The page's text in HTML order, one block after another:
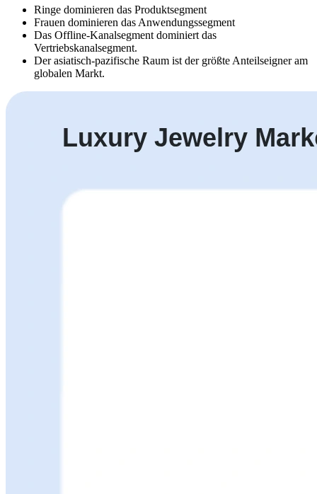
Ringe dominieren das Produktsegment
Frauen dominieren das Anwendungssegment
Das Offline-Kanalsegment dominiert das
Vertriebskanalsegment.
Der asiatisch-pazifische Raum ist der größte Anteilseigner am
globalen Markt.